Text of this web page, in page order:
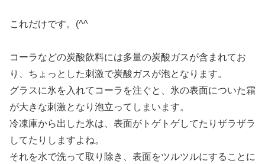
これだけです。(^^ゞ
コーラなどの炭酸飲料には多量の炭酸ガスが含まれてお
り、ちょっとした刺激で炭酸ガスが泡となります。
グラスに氷を入れてコーラを注ぐと、氷の表面についた霜
が大きな刺激となり泡立ってしまいます。
冷凍庫から出した氷は、表面がトゲトゲしてたりザラザラ
してたりしますよね。
それを水で洗って取り除き、表面をツルツルにすることに